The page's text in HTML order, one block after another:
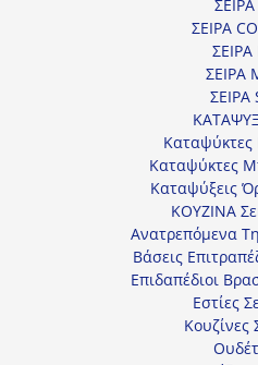
ΣΕΙΡΑ
ΣΕΙΡΑ
ΣΕΙΡΑ
ΣΕΙΡΑ
Καταψύκτες
Καταψύξεις
ΚΟΥΖΙΝΑ
Ανατρεπόμενα
Βάσεις
Επιδαπέδιοι
Εστίες
Κουζίνες